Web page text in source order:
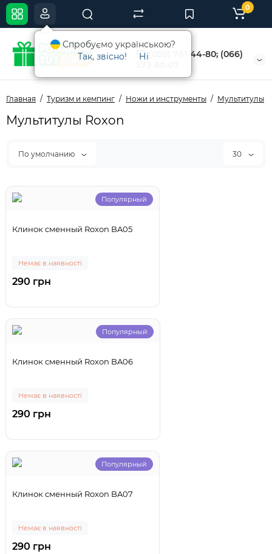
(050) 761-44-80; (066)
0
Главная Туризм и кемпинг Ножи и инструменты Мультитулы
Мультитулы Roxon
По умолчанию 30
Популярный
Клинок сменный Roxon BA05
Немає в наявності
290 грн
Популярный
Клинок сменный Roxon BA06
Немає в наявності
290 грн
Популярный
Клинок сменный Roxon BA07
Немає в наявності
290 грн
Спробуємо українською?
Так, звісно!
Ні